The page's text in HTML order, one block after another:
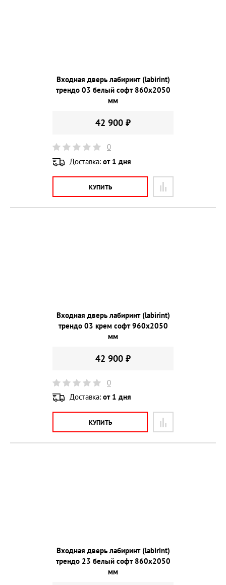
Входная дверь лабиринт (labirint)
трендо 03 белый софт 860х2050
мм
42 900 ₽
0
Доставка: от 1 дня
КУПИТЬ
Входная дверь лабиринт (labirint)
трендо 03 крем софт 960х2050
мм
42 900 ₽
0
Доставка: от 1 дня
КУПИТЬ
Входная дверь лабиринт (labirint)
трендо 23 белый софт 860х2050
мм